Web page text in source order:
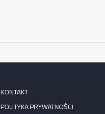
KONTAKT
POLITYKA PRYWATNOŚCI